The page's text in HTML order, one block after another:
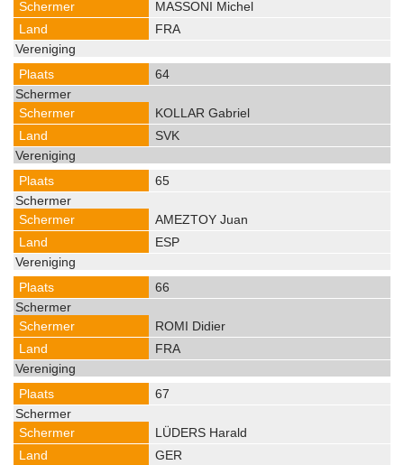
MASSONI Michel
FRA
64
KOLLAR Gabriel
SVK
65
AMEZTOY Juan
ESP
66
ROMI Didier
FRA
67
LÜDERS Harald
GER